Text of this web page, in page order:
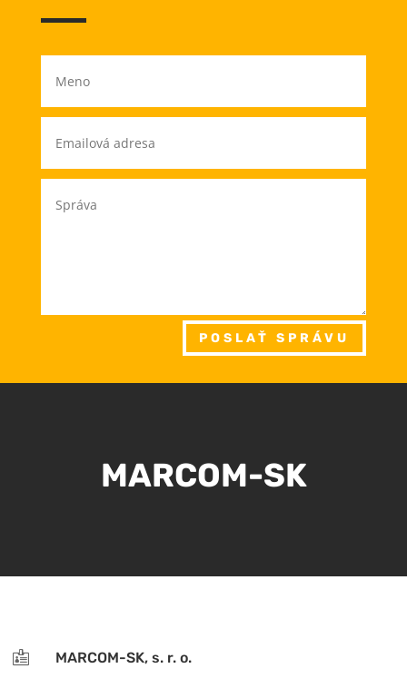
POSLAŤ SPRÁVU
MARCOM-SK
 MARCOM-SK, s. r. o.